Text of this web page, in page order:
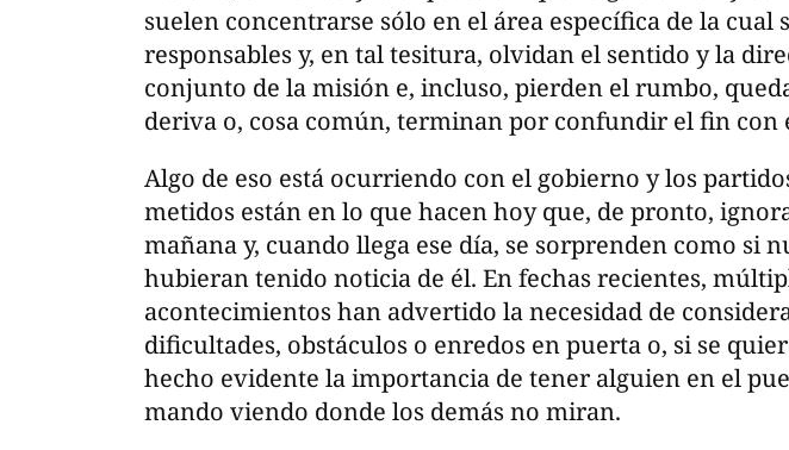
suelen concentrarse sólo en el área específica de la cual
responsables y, en tal tesitura, olvidan el sentido y la
conjunto de la misión e, incluso, pierden el rumbo,
deriva o, cosa común, terminan por confundir el fin con
Algo de eso está ocurriendo con el gobierno y los
metidos están en lo que hacen hoy que, de pronto,
mañana y, cuando llega ese día, se sorprenden como si
hubieran tenido noticia de él. En fechas recientes,
acontecimientos han advertido la necesidad de
dificultades, obstáculos o enredos en puerta o, si se
hecho evidente la importancia de tener alguien en el
mando viendo donde los demás no miran.